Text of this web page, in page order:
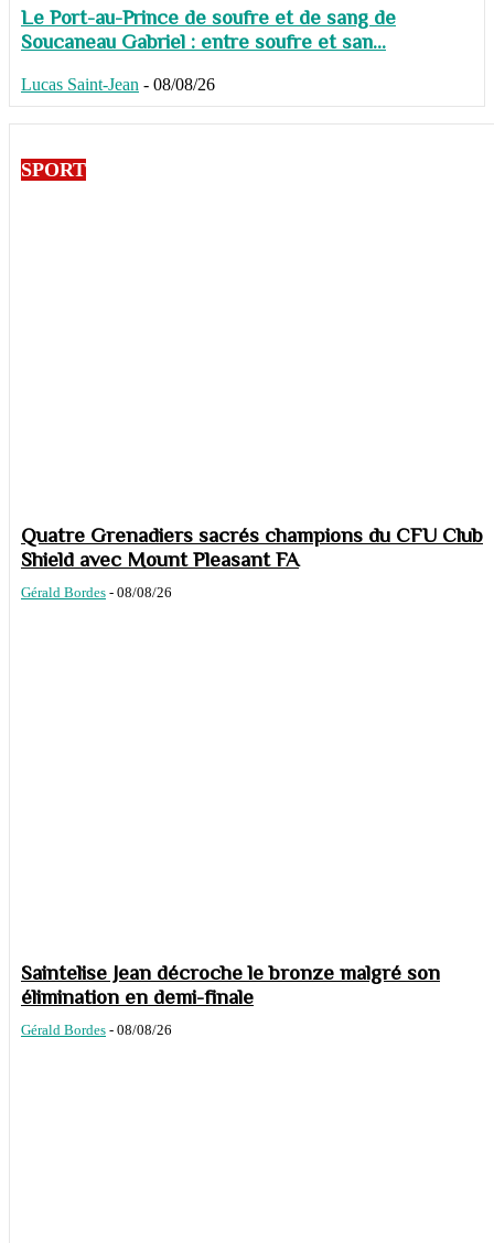
Le Port-au-Prince de soufre et de sang de
Soucaneau Gabriel : entre soufre et san...
Lucas Saint-Jean - 08/08/26
SPORT
Quatre Grenadiers sacrés champions du CFU Club
Shield avec Mount Pleasant FA
Gérald Bordes - 08/08/26
Saintelise Jean décroche le bronze malgré son
élimination en demi-finale
Gérald Bordes - 08/08/26